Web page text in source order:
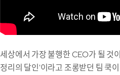
세상에서 가장 불행한 CEO가 될 것
정리의 달인'이라고 조롱받던 팀 쿡